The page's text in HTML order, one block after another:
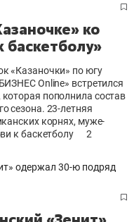
ко
баскетболу»
«Казаночки» по югу
Online» встретился
пополнила состав
сезона. 23-летняя
корнях, муже-
к баскетболу
2